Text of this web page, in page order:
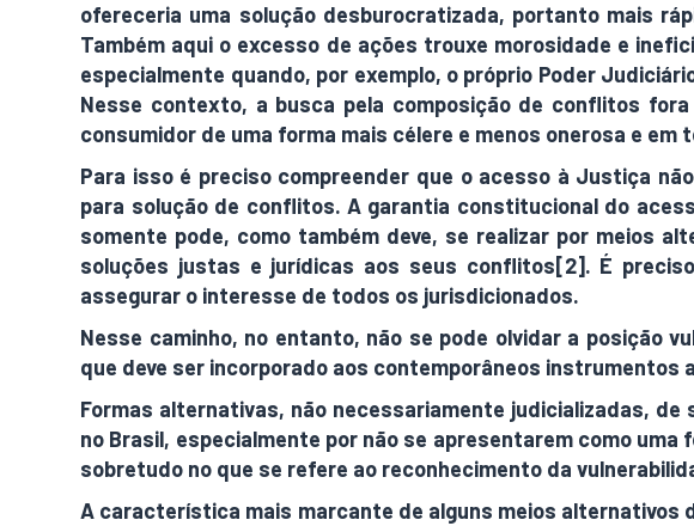
ofereceria uma solução desburocratizada, portanto mais
Também aqui o excesso de ações trouxe morosidade e
especialmente quando, por exemplo, o próprio Poder
Nesse contexto, a busca pela composição de conflitos
consumidor de uma forma mais célere e menos onerosa e
Para isso é preciso compreender que o acesso à Justiça
para solução de conflitos. A garantia constitucional do
somente pode, como também deve, se realizar por meios
soluções justas e jurídicas aos seus conflitos[2]. É
assegurar o interesse de todos os jurisdicionados.
Nesse caminho, no entanto, não se pode olvidar a posição
que deve ser incorporado aos contemporâneos instrumentos
Formas alternativas, não necessariamente judicializadas,
no Brasil, especialmente por não se apresentarem como
sobretudo no que se refere ao reconhecimento da
A característica mais marcante de alguns meios alternativos